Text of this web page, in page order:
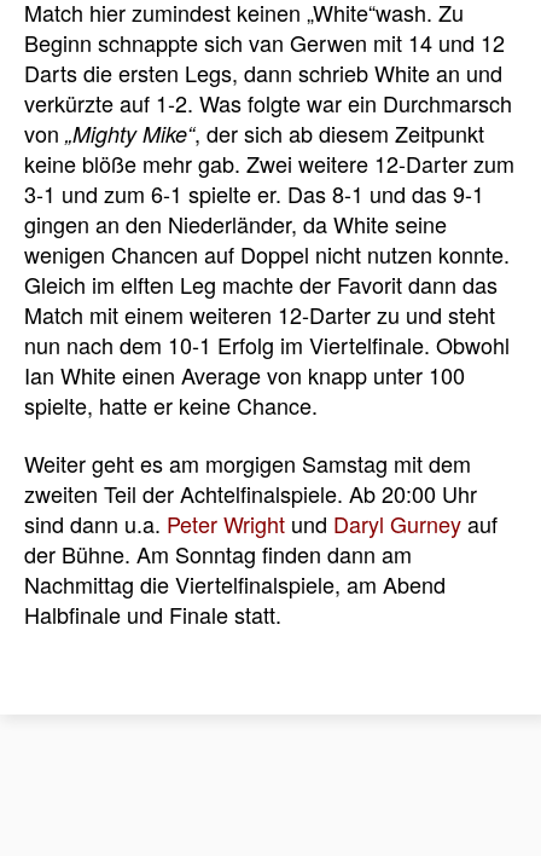
Match hier zumindest keinen „White“wash. Zu
Beginn schnappte sich van Gerwen mit 14 und 12
Darts die ersten Legs, dann schrieb White an und
verkürzte auf 1-2. Was folgte war ein Durchmarsch
von „Mighty Mike“, der sich ab diesem Zeitpunkt
keine blöße mehr gab. Zwei weitere 12-Darter zum
3-1 und zum 6-1 spielte er. Das 8-1 und das 9-1
gingen an den Niederländer, da White seine
wenigen Chancen auf Doppel nicht nutzen konnte.
Gleich im elften Leg machte der Favorit dann das
Match mit einem weiteren 12-Darter zu und steht
nun nach dem 10-1 Erfolg im Viertelfinale. Obwohl
Ian White einen Average von knapp unter 100
spielte, hatte er keine Chance.
Weiter geht es am morgigen Samstag mit dem
zweiten Teil der Achtelfinalspiele. Ab 20:00 Uhr
sind dann u.a. Peter Wright und Daryl Gurneyauf
der Bühne. Am Sonntag finden dann am
Nachmittag die Viertelfinalspiele, am Abend
Halbfinale und Finale statt.